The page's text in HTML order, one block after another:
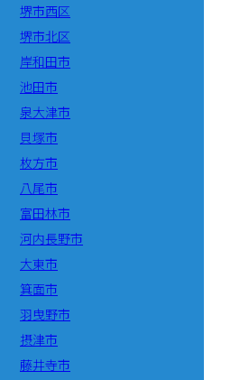
堺市西区
堺市北区
岸和田市
池田市
泉大津市
貝塚市
枚方市
八尾市
富田林市
河内長野市
大東市
箕面市
羽曳野市
摂津市
藤井寺市